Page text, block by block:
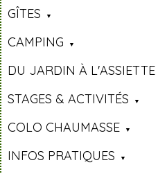
GÎTES
CAMPING
DU JARDIN À L'ASSIETTE
STAGES & ACTIVITÉS
COLO CHAUMASSE
INFOS PRATIQUES